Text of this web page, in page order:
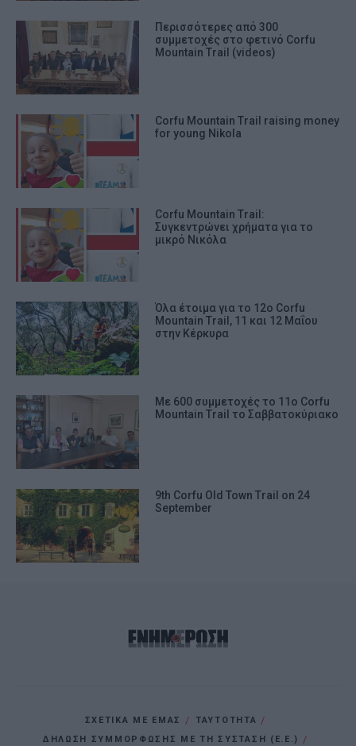
Περισσότερες από 300
συμμετοχές στο φετινό Corfu
Mountain Trail (videos)
Corfu Mountain Trail raising money
for young Nikola
Corfu Mountain Trail:
Συγκεντρώνει χρήματα για το
μικρό Νικόλα
Όλα έτοιμα για το 12ο Corfu
Mountain Trail, 11 και 12 Μαΐου
στην Κέρκυρα
Με 600 συμμετοχές το 11ο Corfu
Mountain Trail το Σαββατοκύριακο
9th Corfu Old Town Trail on 24
September
ΣΧΕΤΙΚΑ ΜΕ ΕΜΑΣ
ΤΑΥΤΟΤΗΤΑ
ΔΗΛΩΣΗ ΣΥΜΜΟΡΦΩΣΗΣ ΜΕ ΤΗ ΣΥΣΤΑΣΗ (Ε.Ε.)